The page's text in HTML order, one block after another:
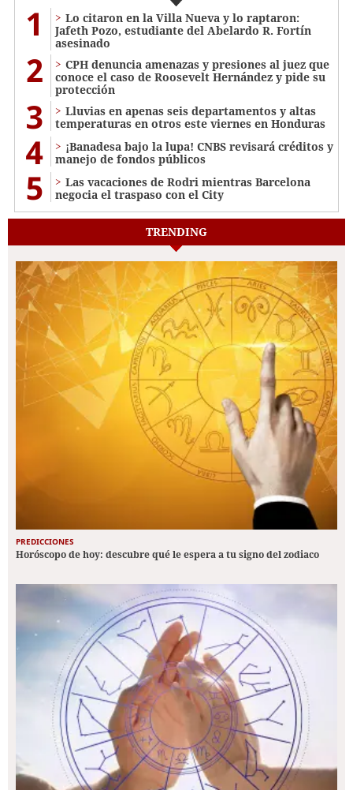
1
Lo citaron en la Villa Nueva y lo raptaron:
Jafeth Pozo, estudiante del Abelardo R. Fortín
asesinado
2
CPH denuncia amenazas y presiones al juez que
conoce el caso de Roosevelt Hernández y pide su
protección
3
Lluvias en apenas seis departamentos y altas
temperaturas en otros este viernes en Honduras
4
¡Banadesa bajo la lupa! CNBS revisará créditos y
manejo de fondos públicos
5
Las vacaciones de Rodri mientras Barcelona
negocia el traspaso con el City
TRENDING
PREDICCIONES
Horóscopo de hoy: descubre qué le espera a tu signo del zodiaco